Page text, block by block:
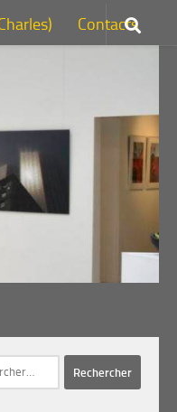
Contacts
: